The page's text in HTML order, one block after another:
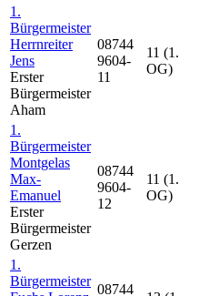
1.
Bürgermeister
Herrnreiter
Jens
Erster
Bürgermeister
Aham
08744
9604-
11
11 (1.
OG)
1.
Bürgermeister
Montgelas
Max-
Emanuel
Erster
Bürgermeister
Gerzen
08744
9604-
12
11 (1.
OG)
1.
Bürgermeister
08744